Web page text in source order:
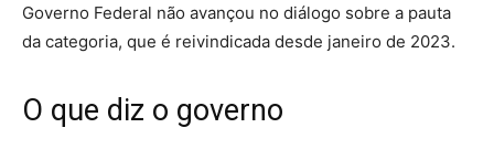
Governo Federal não avançou no diálogo sobre a pauta
da categoria, que é reivindicada desde janeiro de 2023.
O que diz o governo